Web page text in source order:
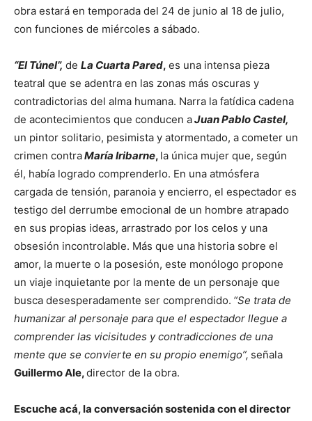
obra estará en temporada del 24 de junio al 18 de julio,
con funciones de miércoles a sábado.
“El Túnel”, de La Cuarta Pared, es una intensa pieza
teatral que se adentra en las zonas más oscuras y
contradictorias del alma humana. Narra la fatídica cadena
de acontecimientos que conducen aJuan Pablo Castel,
un pintor solitario, pesimista y atormentado, a cometer un
crimen contraMaría Iribarne, la única mujer que, según
él, había logrado comprenderlo. En una atmósfera
cargada de tensión, paranoia y encierro, el espectador es
testigo del derrumbe emocional de un hombre atrapado
en sus propias ideas, arrastrado por los celos y una
obsesión incontrolable. Más que una historia sobre el
amor, la muerte o la posesión, este monólogo propone
un viaje inquietante por la mente de un personaje que
busca desesperadamente ser comprendido. “Se trata de
humanizar al personaje para que el espectador llegue a
comprender las vicisitudes y contradicciones de una
mente que se convierte en su propio enemigo”, señala
Guillermo Ale,director de la obra.
Escuche acá, la conversación sostenida con el director